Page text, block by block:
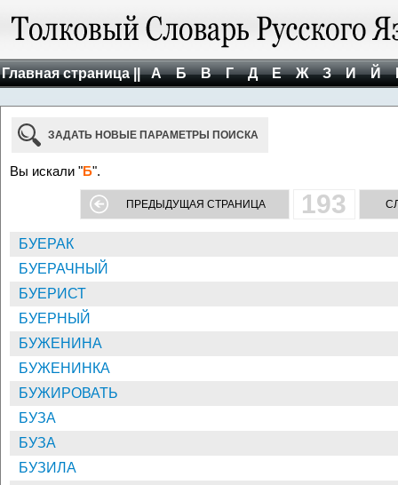
Главная страница || А Б В Г Д Е Ж З И Й
ЗАДАТЬ НОВЫЕ ПАРАМЕТРЫ ПОИСКА
Вы искали "Б".
ПРЕДЫДУЩАЯ СТРАНИЦА 193
БУЕРАК
БУЕРАЧНЫЙ
БУЕРИСТ
БУЕРНЫЙ
БУЖЕНИНА
БУЖЕНИНКА
БУЖИРОВАТЬ
БУЗА
БУЗА
БУЗИЛА